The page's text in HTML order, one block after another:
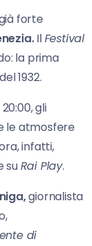
forte
IlFestival
la prima
1932.
gli
le atmosfere
infatti,
suRai Play.
giornalista
di